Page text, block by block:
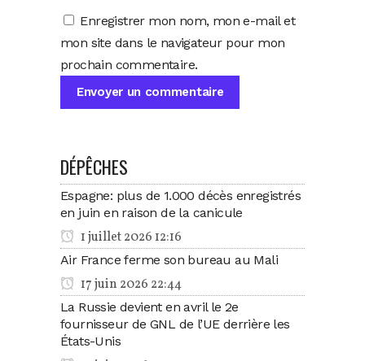
Enregistrer mon nom, mon e-mail et
mon site dans le navigateur pour mon
prochain commentaire.
DÉPÊCHES
Espagne: plus de 1.000 décès enregistrés
en juin en raison de la canicule
1 juillet 2026 12:16
Air France ferme son bureau au Mali
17 juin 2026 22:44
La Russie devient en avril le 2e
fournisseur de GNL de l’UE derrière les
États-Unis